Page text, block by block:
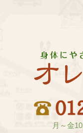
月～金